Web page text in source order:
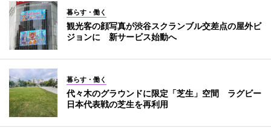
暮らす・働く
観光客の顔写真が渋谷スクランブル交差点の屋外ビ
ジョンに 新サービス始動へ
暮らす・働く
代々木のグラウンドに限定「芝生」空間 ラグビー
日本代表戦の芝生を再利用